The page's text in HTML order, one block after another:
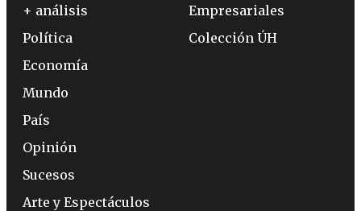
+ análisis
Política
Economía
Mundo
País
Opinión
Sucesos
Arte y Espectáculos
Empresariales
Colección ÚH